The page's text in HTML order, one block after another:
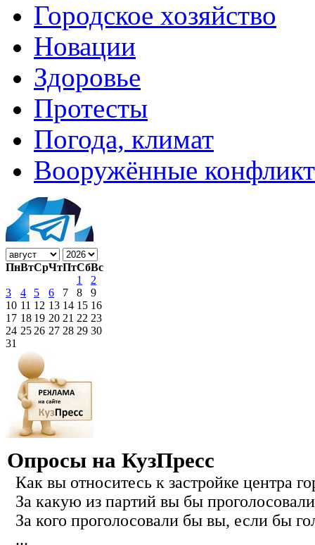
Городское хозяйство
Новации
Здоровье
Протесты
Погода, климат
Вооружённые
ПнВтСрЧтПтСбВс
1
2
3
4 5 6 7 8
9
10 11 12 13 14 15 16
17 18 19 20 21 22 23
24 25 26 27 28 29 30
31
Опросы на КузПресс
Как вы относитесь к застройке центра
За какую из партий вы бы
За кого проголосовали бы вы, если бы
...